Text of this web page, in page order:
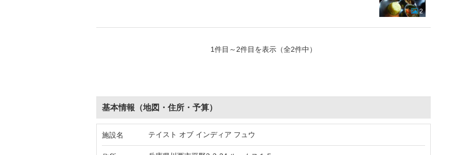
2
1件目～2件目を表示（全2件中）
基本情報（地図・住所・予算）
施設名 テイスト オブ インディア フュウ